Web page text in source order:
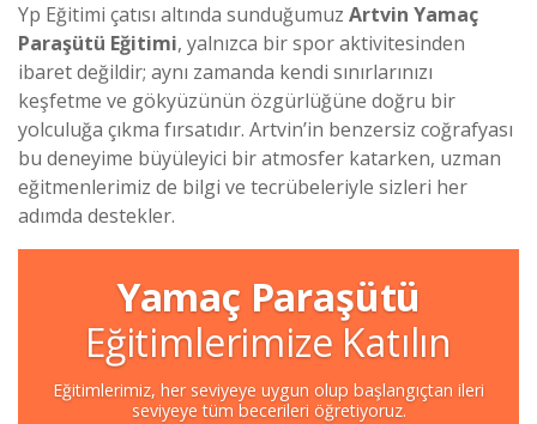
Yp Eğitimi çatısı altında sunduğumuz Artvin Yamaç
Paraşütü Eğitimi, yalnızca bir spor aktivitesinden
ibaret değildir; aynı zamanda kendi sınırlarınızı
keşfetme ve gökyüzünün özgürlüğüne doğru bir
yolculuğa çıkma fırsatıdır. Artvin’in benzersiz coğrafyası
bu deneyime büyüleyici bir atmosfer katarken, uzman
eğitmenlerimiz de bilgi ve tecrübeleriyle sizleri her
adımda destekler.
Yamaç Paraşütü
Eğitimlerimize Katılın
Eğitimlerimiz, her seviyeye uygun olup başlangıçtan ileri
seviyeye tüm becerileri öğretiyoruz.